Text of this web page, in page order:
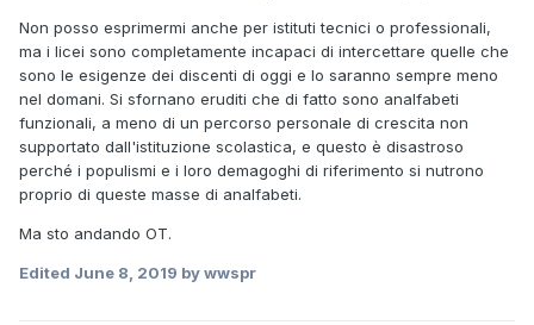
Non posso esprimermi anche per istituti tecnici o professionali,
ma i licei sono completamente incapaci di intercettare quelle che
sono le esigenze dei discenti di oggi e lo saranno sempre meno
nel domani. Si sfornano eruditi che di fatto sono analfabeti
funzionali, a meno di un percorso personale di crescita non
supportato dall'istituzione scolastica, e questo è disastroso
perché i populismi e i loro demagoghi di riferimento si nutrono
proprio di queste masse di analfabeti.
Ma sto andando OT.
Edited June 8, 2019 by wwspr